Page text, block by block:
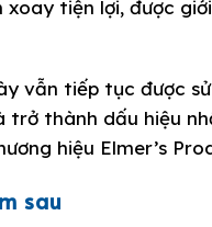
xoay tiện lợi, được
vẫn tiếp tục được
trở thành dấu hiệu
hiệu Elmer’s
sau